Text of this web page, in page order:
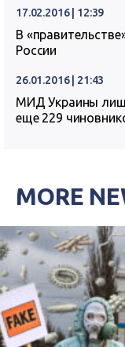
17.02.2016 | 12:39
В
России
26.01.2016 | 21:43
МИД Украины
еще 229
MORE